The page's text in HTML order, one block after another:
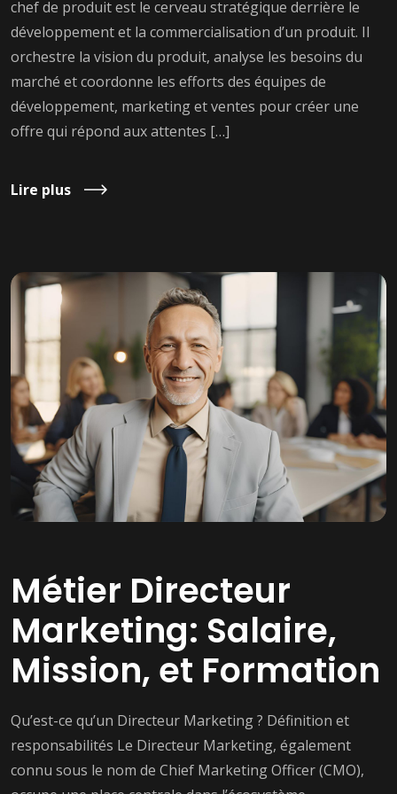
chef de produit est le cerveau stratégique derrière le
développement et la commercialisation d’un produit. Il
orchestre la vision du produit, analyse les besoins du
marché et coordonne les efforts des équipes de
développement, marketing et ventes pour créer une
offre qui répond aux attentes […]
Lire plus
Métier Directeur
Marketing: Salaire,
Mission, et Formation
Qu’est-ce qu’un Directeur Marketing ? Définition et
responsabilités Le Directeur Marketing, également
connu sous le nom de Chief Marketing Officer (CMO),